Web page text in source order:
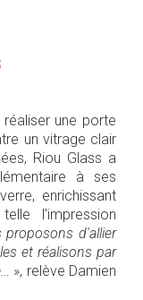
réaliser une porte
un vitrage clair
Riou Glass a
à ses
enrichissant
l'impression
proposons d'allier
et réalisons par
», relève Damien